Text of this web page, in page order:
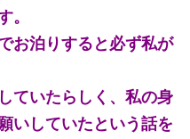
。
お泊りすると必ず私が
ていたらしく、私の身
いしていたという話を